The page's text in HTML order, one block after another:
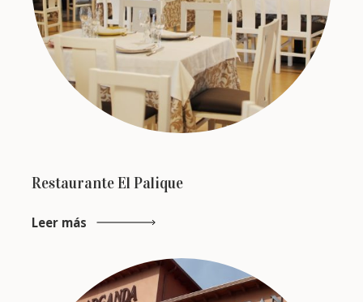
Restaurante El Palique
Leer más